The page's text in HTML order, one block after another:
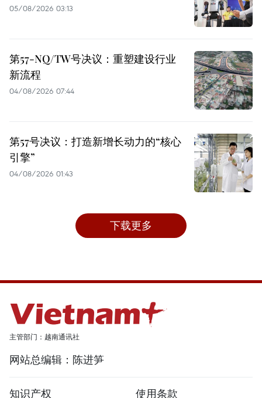
05/08/2026 03:13
第57-NQ/TW号决议：重塑建设行业
新流程
04/08/2026 07:44
第57号决议：打造新增长动力的“核心
引擎”
04/08/2026 01:43
下载更多
主管部门：越南通讯社
网站总编辑：陈进笋
知识产权 使用条款